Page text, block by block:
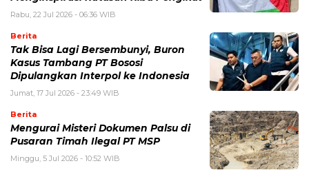
Rabu, 22 Jul 2026 - 06:36 WIB
Berita
Tak Bisa Lagi Bersembunyi, Buron
Kasus Tambang PT Bososi
Dipulangkan Interpol ke Indonesia
Jumat, 17 Jul 2026 - 23:49 WIB
Berita
Mengurai Misteri Dokumen Palsu di
Pusaran Timah Ilegal PT MSP
Minggu, 5 Jul 2026 - 10:52 WIB